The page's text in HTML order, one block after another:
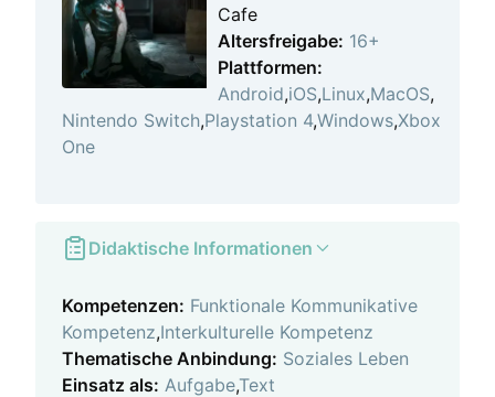
Cafe
Altersfreigabe: 16+
Plattformen:
Android,iOS,Linux,MacOS,
Nintendo Switch,Playstation 4,Windows,Xbox
One
Didaktische Informationen
Kompetenzen: Funktionale Kommunikative
Kompetenz,Interkulturelle Kompetenz
Thematische Anbindung: Soziales Leben
Einsatz als: Aufgabe,Text